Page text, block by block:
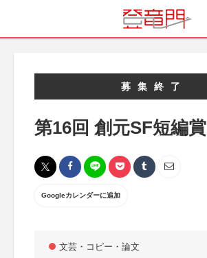
募集終了
第16回 創元SF短編賞
Googleカレンダーに追加
文芸・コピー・論文